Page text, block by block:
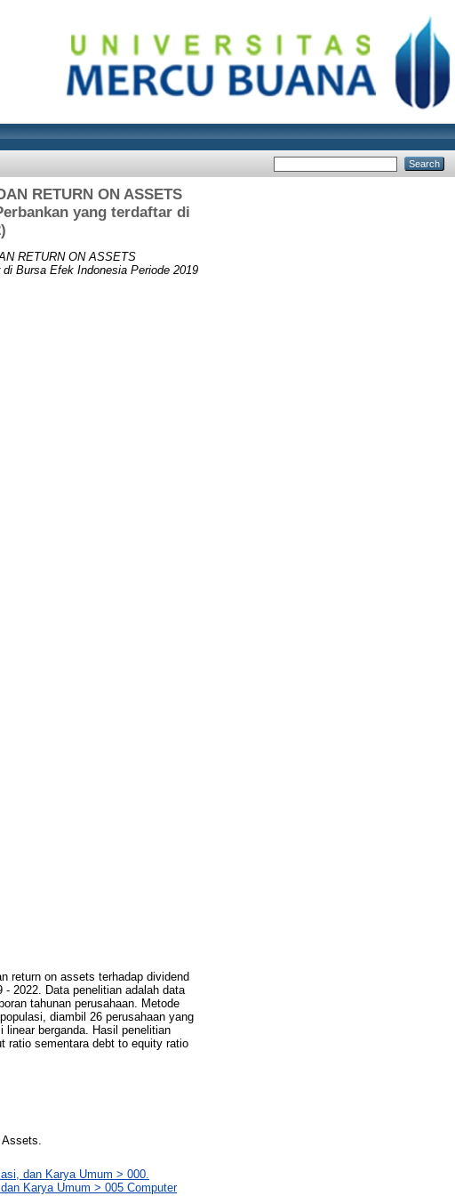
RETURN ON ASSETS
yang terdaftar di
RETURN ON ASSETS
Bursa Efek Indonesia Periode 2019
return on assets terhadap dividend
2022. Data penelitian adalah data
tahunan perusahaan. Metode
diambil 26 perusahaan yang
berganda. Hasil penelitian
ratio sementara debt to equity ratio
dan Karya Umum > 000.
Karya Umum > 005 Computer